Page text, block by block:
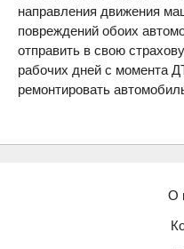
направления движения
повреждений обоих
отправить в свою
рабочих дней с момента
ремонтировать
О